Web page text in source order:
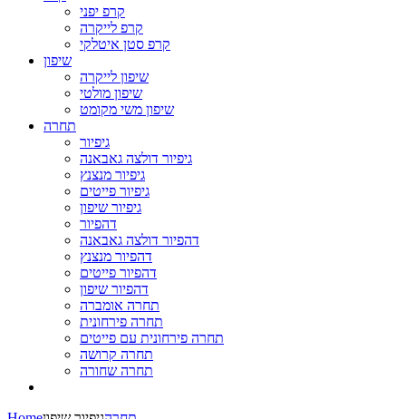
קרפ יפני
קרפ לייקרה
קרפ סטן איטלקי
שיפון
שיפון לייקרה
שיפון מולטי
שיפון משי מקומט
תחרה
גיפיור
גיפיור דולצה גאבאנה
גיפיור מנצנץ
גיפיור פייטים
גיפיור שיפון
דהפיור
דהפיור דולצה גאבאנה
דהפיור מנצנץ
דהפיור פייטים
דהפיור שיפון
תחרה אומברה
תחרה פירחונית
תחרה פירחונית עם פייטים
תחרה קרושה
תחרה שחורה